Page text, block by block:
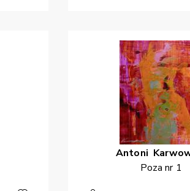
Antoni
Poza nr 1